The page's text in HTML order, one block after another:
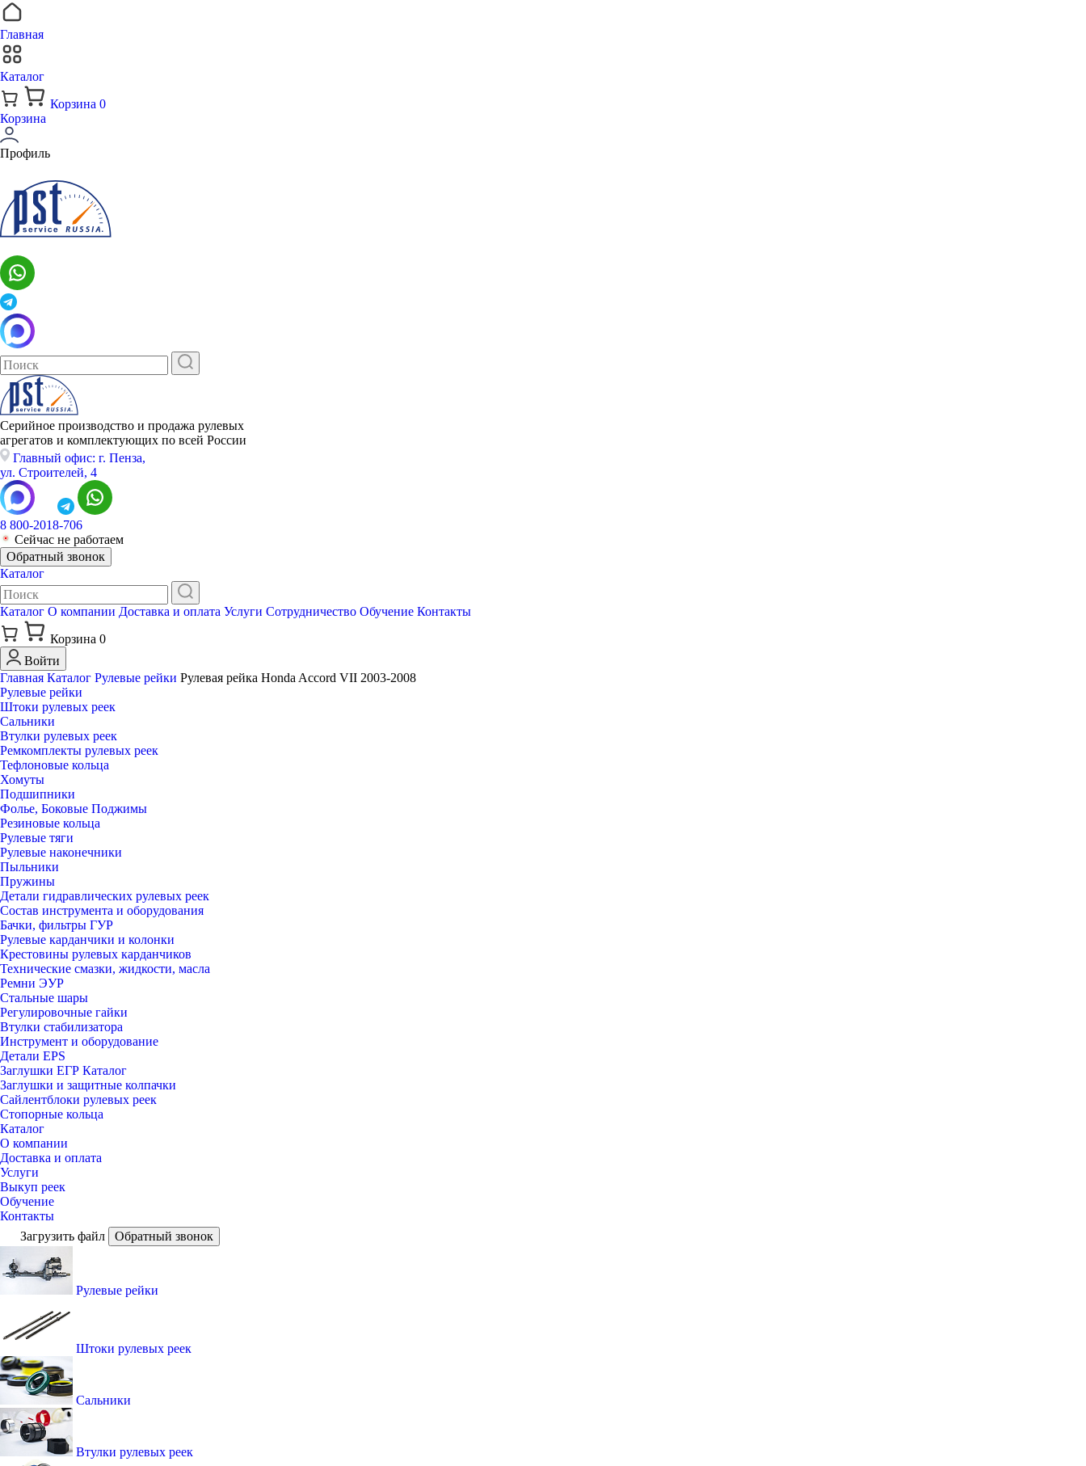
Главная
Каталог
Корзина 0
Корзина
Профиль
Серийное производство и продажа рулевых
агрегатов и комплектующих по всей России
Главный офис: г. Пенза,
ул. Строителей, 4
8 800-2018-706
Сейчас не работаем
Обратный звонок
Каталог
Каталог О компании Доставка и оплата Услуги Сотрудничество Обучение Контакты
Корзина 0
Войти
Главная Каталог Рулевые рейки Рулевая рейка Honda Accord VII 2003-2008
Рулевые рейки
Штоки рулевых реек
Сальники
Втулки рулевых реек
Ремкомплекты рулевых реек
Тефлоновые кольца
Хомуты
Подшипники
Фолье, Боковые Поджимы
Резиновые кольца
Рулевые тяги
Рулевые наконечники
Пыльники
Пружины
Детали гидравлических рулевых реек
Состав инструмента и оборудования
Бачки, фильтры ГУР
Рулевые карданчики и колонки
Крестовины рулевых карданчиков
Технические смазки, жидкости, масла
Ремни ЭУР
Стальные шары
Регулировочные гайки
Втулки стабилизатора
Инструмент и оборудование
Детали EPS
Заглушки ЕГР Каталог
Заглушки и защитные колпачки
Сайлентблоки рулевых реек
Стопорные кольца
Каталог
О компании
Доставка и оплата
Услуги
Выкуп реек
Обучение
Контакты
Загрузить файл
Обратный звонок
Рулевые рейки
Штоки рулевых реек
Сальники
Втулки рулевых реек